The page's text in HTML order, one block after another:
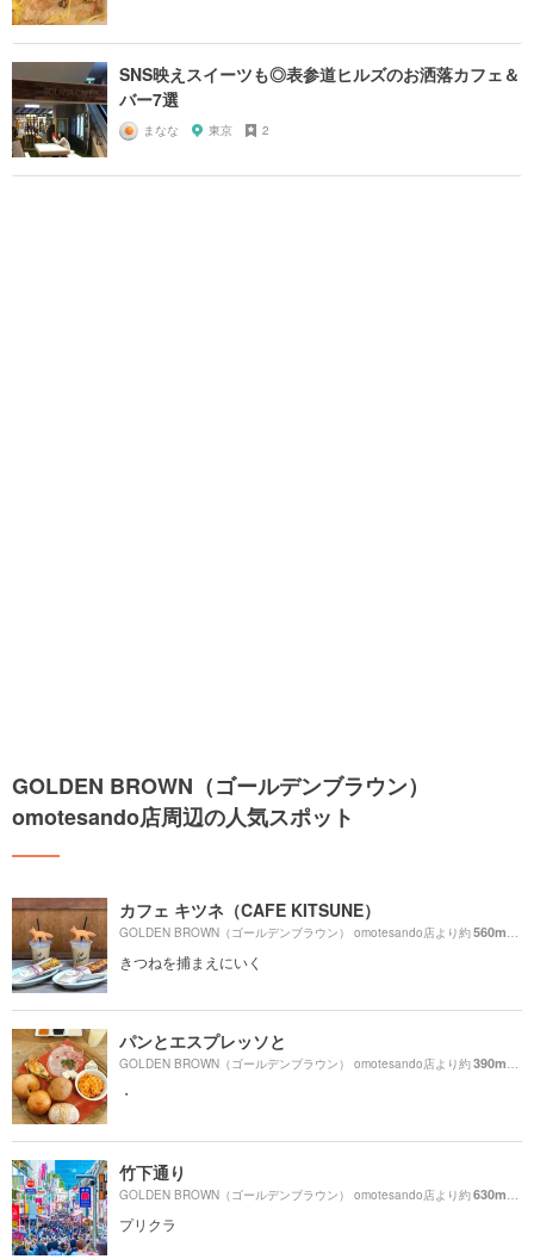
SNS映えスイーツも◎表参道ヒルズのお洒落カフェ＆
バー7選
まなな 東京 2
GOLDEN BROWN（ゴールデンブラウン）
omotesando店周辺の人気スポット
カフェ キツネ（CAFE KITSUNE）
GOLDEN BROWN（ゴールデンブラウン） omotesando店より約560m
きつねを捕まえにいく
パンとエスプレッソと
GOLDEN BROWN（ゴールデンブラウン） omotesando店より約390m
・
竹下通り
GOLDEN BROWN（ゴールデンブラウン） omotesando店より約630m
プリクラ